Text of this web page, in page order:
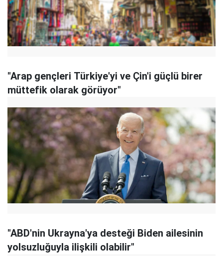
"Arap gençleri Türkiye'yi ve Çin'i güçlü birer
müttefik olarak görüyor"
"ABD'nin Ukrayna'ya desteği Biden ailesinin
yolsuzluğuyla ilişkili olabilir"